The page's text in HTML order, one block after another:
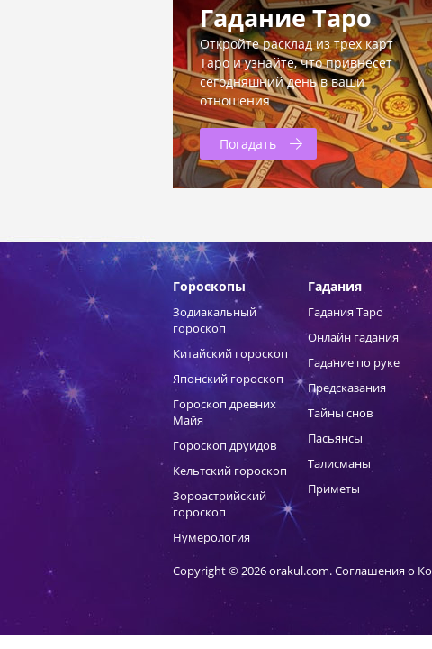
Гадание Таро
Откройте расклад из трех карт
Таро и узнайте, что привнесет
сегодняшний день в ваши
отношения
Погадать
Гороскопы
Зодиакальный
гороскоп
Китайский гороскоп
Японский гороскоп
Гороскоп древних
Майя
Гороскоп друидов
Кельтский гороскоп
Зороастрийский
гороскоп
Нумерология
Гадания
Гадания Таро
Онлайн гадания
Гадание по руке
Предсказания
Тайны снов
Пасьянсы
Талисманы
Приметы
Copyright © 2026 orakul.com.Соглашения о